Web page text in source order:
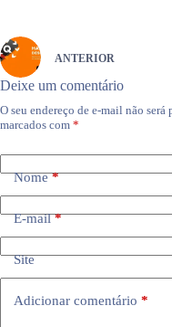
ANTERIOR
Deixe um comentário
O seu endereço de e-mail não
marcados com *
Nome*
E-mail*
Site
Adicionar comentário *